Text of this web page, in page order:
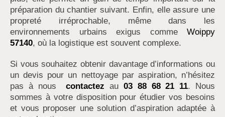
préparation du chantier suivant. Enfin, elle assure une
propreté irréprochable, même dans les
environnements urbains exigus comme Woippy
57140, où la logistique est souvent complexe.
Si vous souhaitez obtenir davantage d’informations ou
un devis pour un nettoyage par aspiration, n’hésitez
pas à nouscontactez au 03 88 68 21 11. Nous
sommes à votre disposition pour étudier vos besoins
et vous proposer une solution d’aspiration adaptée à